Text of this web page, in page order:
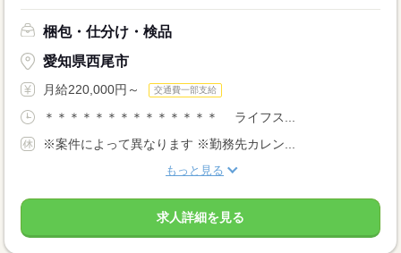
梱包・仕分け・検品
愛知県西尾市
月給220,000円～ 交通費一部支給
＊＊＊＊＊＊＊＊＊＊＊＊＊＊ ライフス...
※案件によって異なります ※勤務先カレン...
もっと見る
求人詳細を見る